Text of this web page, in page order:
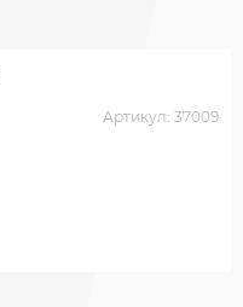
Артикул: 37009